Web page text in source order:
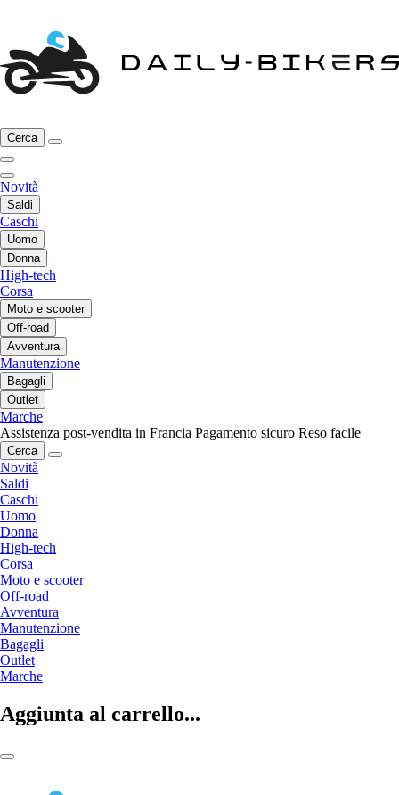
Cerca
Novità
Saldi
Caschi
Uomo
Donna
High-tech
Corsa
Moto e scooter
Off-road
Avventura
Manutenzione
Bagagli
Outlet
Marche
Assistenza post-vendita in Francia Pagamento sicuro Reso facile
Cerca
Novità
Saldi
Caschi
Uomo
Donna
High-tech
Corsa
Moto e scooter
Off-road
Avventura
Manutenzione
Bagagli
Outlet
Marche
Aggiunta al carrello...